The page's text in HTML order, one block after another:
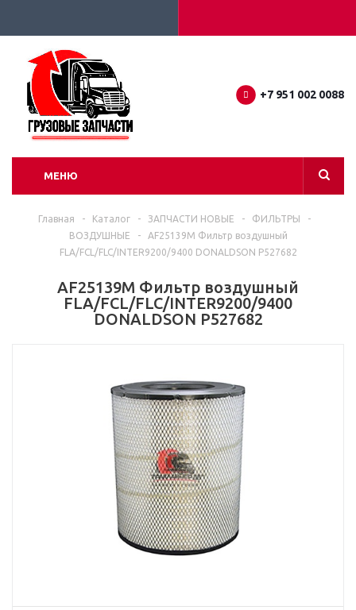
+7 951 002 0088
МЕНЮ
Главная - Каталог - ЗАПЧАСТИ НОВЫЕ - ФИЛЬТРЫ
-
ВОЗДУШНЫЕ
-
AF25139M Фильтр воздушный
FLA/FCL/FLC/INTER9200/9400 DONALDSON P527682
AF25139M Фильтр воздушный
FLA/FCL/FLC/INTER9200/9400
DONALDSON P527682